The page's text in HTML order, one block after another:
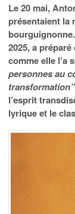
Le 20 mai,
présentaient la
2025, a
comme elle l’a
personnes au
transformation”
l’esprit
lyrique et le